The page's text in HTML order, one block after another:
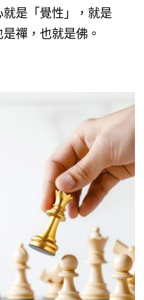
是「覺性」，就是
禪，也就是佛。